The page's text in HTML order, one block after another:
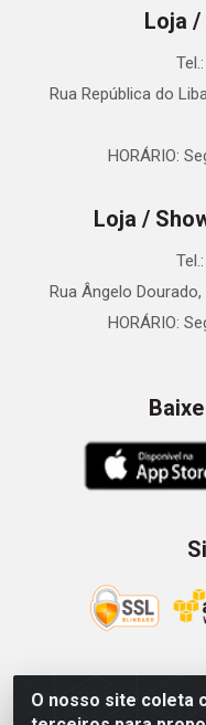
O nosso site coleta
Loja
Rua República do
HORÁRIO:
Loja /
Rua Ângelo
HORÁRIO:
Zein Importação e